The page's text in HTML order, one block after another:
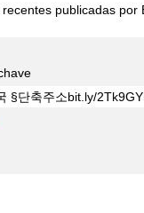
publicadas por